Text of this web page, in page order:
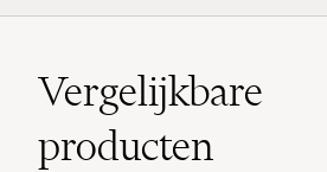
Vergelijkbare
producten